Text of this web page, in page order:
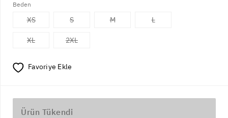
Beden
XS S M L
XL 2XL
Favoriye Ekle
Ürün Tükendi